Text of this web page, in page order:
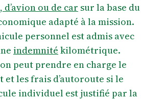
ou de car sur la base du
adapté à la mission.
personnel est admis avec
indemnité kilométrique.
peut prendre en charge le
et les frais d’autoroute si le
individuel est justifié par la